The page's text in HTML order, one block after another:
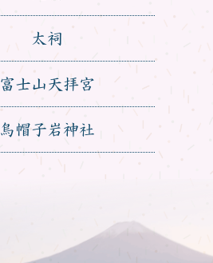
太祠
富士山天拝宮
烏帽子岩神社